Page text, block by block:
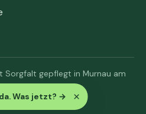
Was jetzt? → ×
Sorgfalt gepflegt in Murnau am
AGB